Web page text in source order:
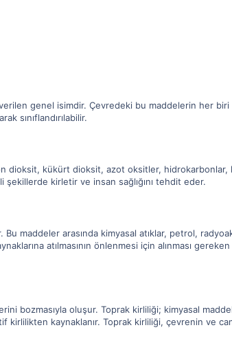
genel isimdir. Çevredeki bu maddelerin her biri
sınıflandırılabilir.
dioksit, kükürt dioksit, azot oksitler,
şekillerde kirletir ve insan sağlığını tehdit eder.
maddeler arasında kimyasal atıklar, petrol,
atılmasının önlenmesi için alınması
bozmasıyla oluşur. Toprak kirliliği; kimyasal
kirlilikten kaynaklanır. Toprak kirliliği, çevrenin ve